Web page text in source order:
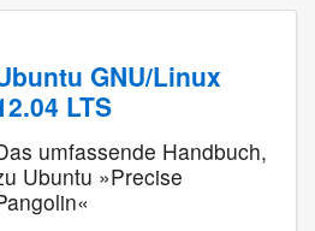
GNU/Linux
LTS
umfassende Handbuch,
Ubuntu »Precise